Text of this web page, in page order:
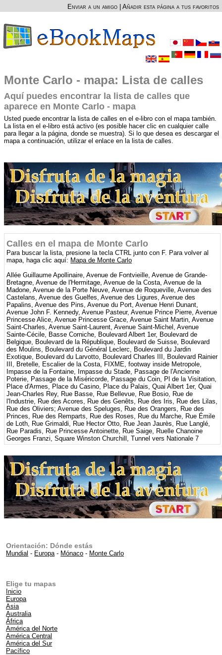
Enviar a un amigo Añadir esta página a tus favoritos
Monte Carlo - mapa: Lista de calles
Aquí puedes encontrar la lista de calles que
aparece en Monte Carlo - mapa
Usted puede encontrar la lista de calles en el e-libro con el mapa también.
La lista en el e-libro está activo (es posible hacer clic en cualquier calle
para llegar a la página, donde se muestra). Si lo que desea es descargar el
mapa a continuación, utilizar el enlace en la lista de calles.
Calles en el mapa de Monte Carlo
Para buscar la lista, presione la tecla CTRL junto con F. Para volver al
mapa, haga clic aquí: Mapa de Monte Carlo
Allée Guillaume Apollinaire, Avenue de Fontvieille, Avenue de Grande-
Bretagne, Avenue de l'Hermitage, Avenue de la Costa, Avenue de la
Madone, Avenue de la Porte Neuve, Avenue de Roqueville, Avenue des
Castelans, Avenue des Guelfes, Avenue des Ligures, Avenue des
Papalins, Avenue des Pins, Avenue du Port, Avenue Henri Dunant,
Avenue John F. Kennedy, Avenue Pasteur, Avenue Prince Pierre, Avenue
Princesse Alice, Avenue Princesse Grace, Avenue Saint Martin, Avenue
Saint-Charles, Avenue Saint-Laurent, Avenue Saint-Michel, Avenue
Sainte-Cécile, Basse Corniche, Boulevard Albert 1er, Boulevard de
Belgique, Boulevard de la République, Boulevard de Suisse, Boulevard
des Moulins, Boulevard du Général Leclerc, Boulevard du Jardin
Exotique, Boulevard du Larvotto, Boulevard Charles III, Boulevard Rainier
III, Bretelle, Escalier de la Costa, FIXME, footway inside Metropole,
Impasse de la Fontaine, Impasse du Stade, Passage de l'Ancienne
Poterie, Passage de la Miséricorde, Passage du Coin, Pl de la Visitation,
Place d'Armes, Place du Casino, Place du Palais, Quai Albert 1er, Quai
Jean-Charles Rey, Rue Basse, Rue Bellevue, Rue Bosio, Rue de
l'Industrie, Rue des Acores, Rue des Genêts, Rue des Iris, Rue des Lilas,
Rue des Oliviers; Avenue des Speluges, Rue des Orangers, Rue des
Princes, Rue des Remparts, Rue des Roses, Rue du Marche, Rue Émile
de Loth, Rue Grimaldi, Rue Hector Otto, Rue Jean Jaurès, Rue Langlé,
Rue Paradis, Rue Princesse Antoinette, Rue Saige, Ruelle Chanoine
Georges Franzi, Square Winston Churchill, Tunnel vers Nationale 7
Orientación: Dónde estás
Mundial - Europa- Mónaco - Monte Carlo
Elige tu mapas
Inicio
Europa
Asia
Australia
África
América del Norte
América Central
América del Sur
Pacífico